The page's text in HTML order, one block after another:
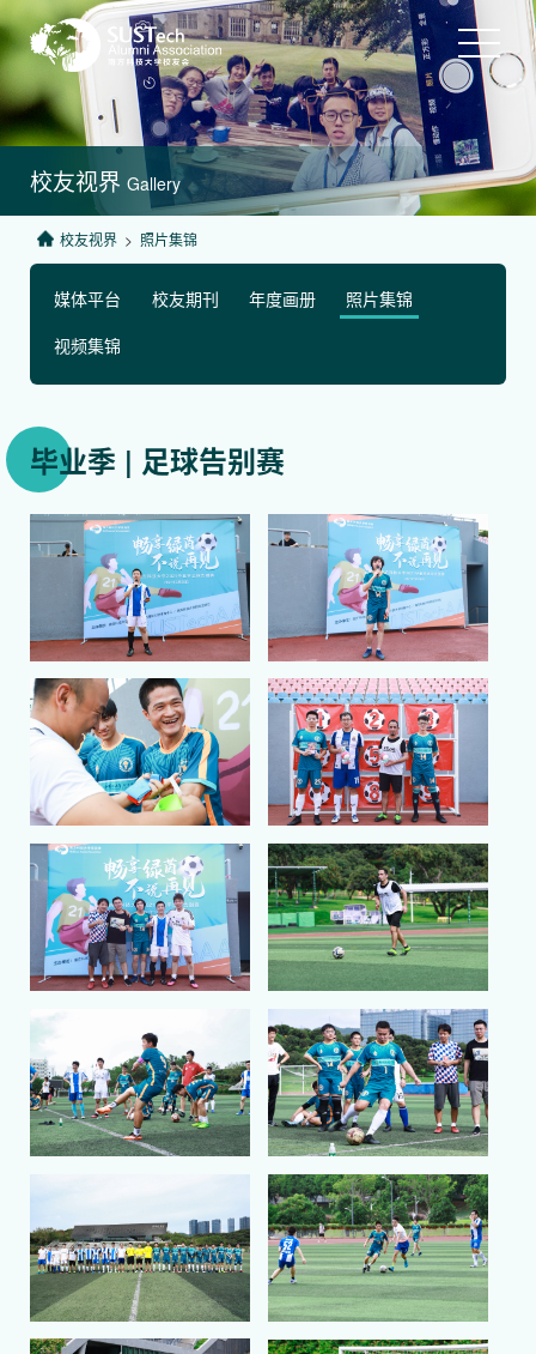
校友视界 Gallery
校友视界> 照片集锦
媒体平台 校友期刊 年度画册
照片集锦
视频集锦
毕业季 | 足球告别赛